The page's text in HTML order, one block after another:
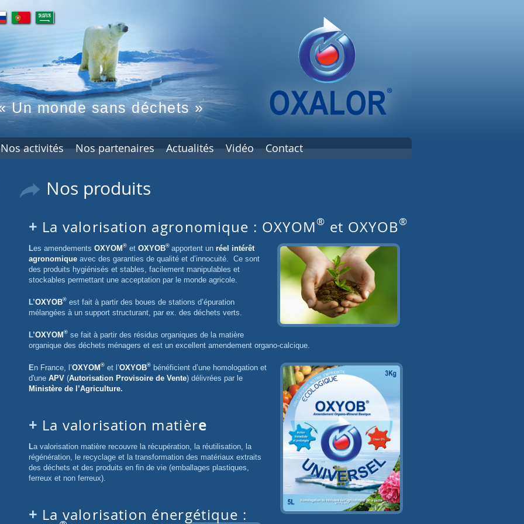
pt ar
Un monde sans déchets »
Nos activités Nos partenaires Actualités Vidéo Contact
Nos produits
La valorisation agronomique : OXYOM® et OXYOB®
Les amendements OXYOM ® et OXYOB® apportent un réel intérêt
agronomique avec des garanties de qualité et d’innocuité. Ce sont
des produits hygiénisés et stables, facilement manipulables et
stockables permettant une acceptation par le monde agricole.
L’OXYOB® est fait à partir des boues de stations d’épuration
mélangées à un support structurant, par ex. des déchets verts.
L’OXYOM ® se fait à partir des résidus organiques de la matière
organique des déchets ménagers et est un excellent amendement organo-calcique.
En France, l’OXYOM ® et l’OXYOB® bénéficient d’une homologation et
d'une APV (Autorisation Provisoire de Vente) délivrées par le
Ministère de l’Agriculture.
La valorisation matière
La valorisation matière recouvre la récupération, la réutilisation, la
régénération, le recyclage et la transformation des matériaux extraits
des déchets et des produits en fin de vie (emballages plastiques,
ferreux et non ferreux).
La valorisation énergétique :